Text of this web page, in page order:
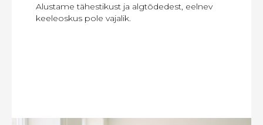
Alustame tähestikust ja algtõdedest, eelnev
keeleoskus pole vajalik.